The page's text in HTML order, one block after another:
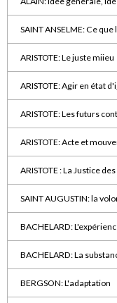
SAINT ANSELME: Ce que
ARISTOTE: Le juste miieu
ARISTOTE: Agir en état
ARISTOTE: Les futurs
ARISTOTE: Acte et
ARISTOTE : La Justice
SAINT AUGUSTIN: la
BACHELARD:
BACHELARD: La
BERGSON: L'adaptation